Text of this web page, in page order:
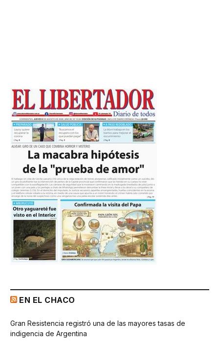
EN EL CHACO
Gran Resistencia registró una de las mayores tasas de
indigencia de Argentina